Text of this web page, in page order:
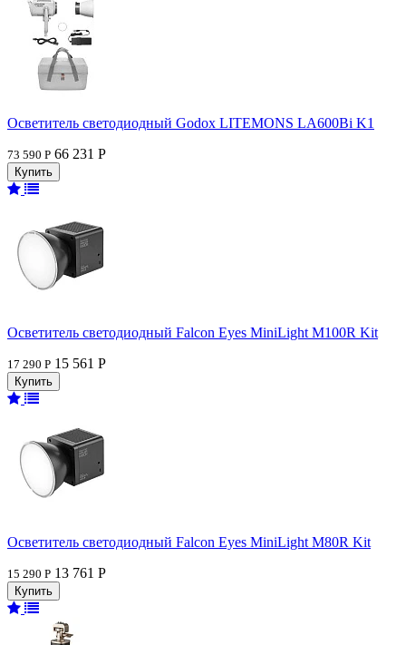
Осветитель светодиодный Godox LITEMONS LA600Bi K1
73 590 Р 66 231 Р
Осветитель светодиодный Falcon Eyes MiniLight M100R Kit
17 290 Р 15 561 Р
Осветитель светодиодный Falcon Eyes MiniLight M80R Kit
15 290 Р 13 761 Р